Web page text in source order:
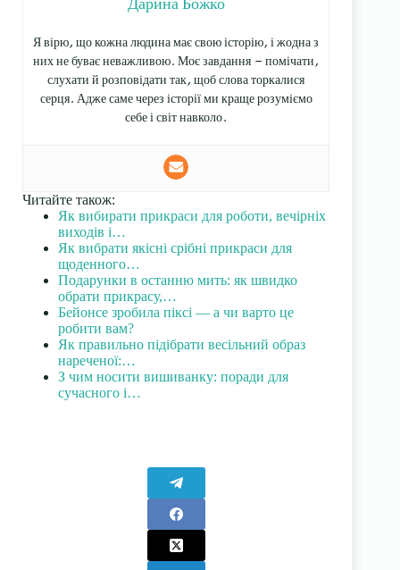
Я вірю, що кожна людина має свою історію, і жодна з
них не буває неважливою. Моє завдання — помічати,
слухати й розповідати так, щоб слова торкалися
серця. Адже саме через історії ми краще розуміємо
себе і світ навколо.
Читайте також:
Як вибирати прикраси для роботи, вечірніх
виходів і…
Як вибрати якісні срібні прикраси для
щоденного…
Подарунки в останню мить: як швидко
обрати прикрасу,…
Бейонсе зробила піксі — а чи варто це
робити вам?
Як правильно підібрати весільний образ
нареченої:…
З чим носити вишиванку: поради для
сучасного і…